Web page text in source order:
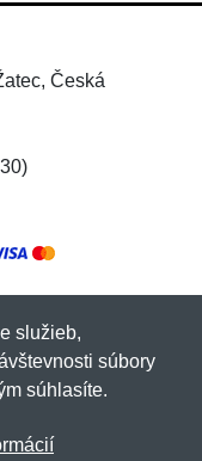
Česká
Netnakup.sk
služieb,
súbory
súhlasíte.